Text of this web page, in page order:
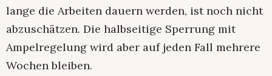
lange die Arbeiten dauern werden, ist noch nicht
abzuschätzen. Die halbseitige Sperrung mit
Ampelregelung wird aber auf jeden Fall mehrere
Wochen bleiben.